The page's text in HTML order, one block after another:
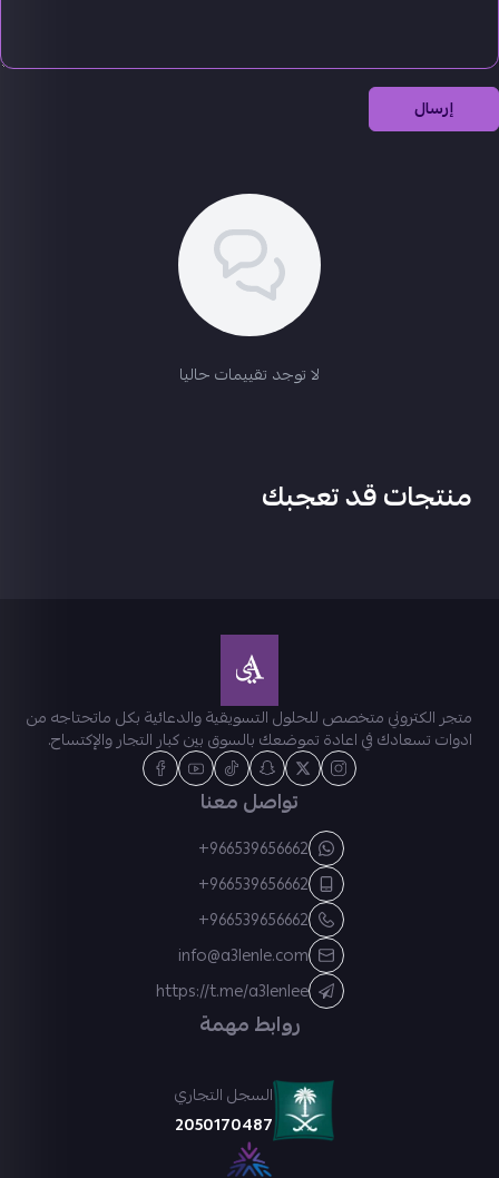
إرسال
لا توجد تقييمات حاليا
منتجات قد تعجبك
متجر الكتروني متخصص للحلول التسويقية والدعائية بكل ماتحتاجه من
ادوات تسعادك في اعادة تموضعك بالسوق بين كبار التجار والإكتساح.
روابط مهمة
تواصل معنا
+966539656662
+966539656662
+966539656662
info@a3lenle.com
https://t.me/a3lenlee
السجل التجاري
2050170487